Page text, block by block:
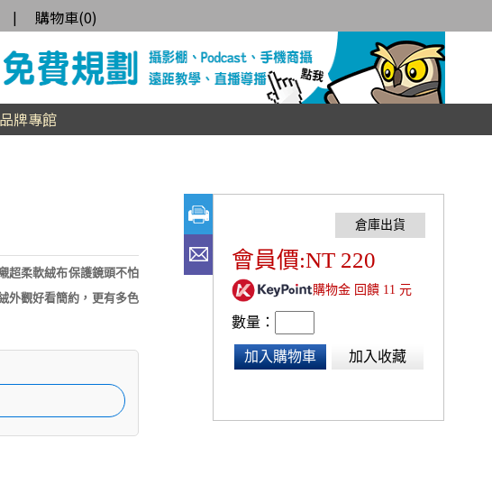
| 購物車(0)
品牌專館
超柔軟絨布保護鏡頭不怕
外觀好看簡約，更有多色
會員價:NT 220
購物金 回饋 11 元
數量：
加入購物車 加入收藏